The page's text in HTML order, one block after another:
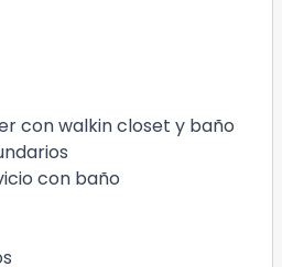
con walkin closet y baño
con baño